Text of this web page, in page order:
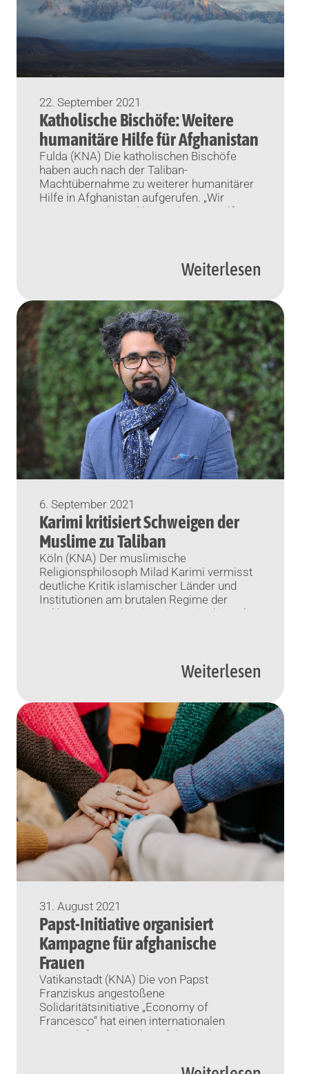
22. September 2021
Katholische Bischöfe: Weitere
humanitäre Hilfe für Afghanistan
Fulda (KNA) Die katholischen Bischöfe
haben auch nach der Taliban-
Machtübernahme zu weiterer humanitärer
Hilfe in Afghanistan aufgerufen. „Wir
müssen mit den Taliban reden, um Hilfen
Dienstag in Fulda. „Es droht eineWeiterlesen
6. September 2021
Karimi kritisiert Schweigen der
Muslime zu Taliban
Köln (KNA) Der muslimische
Religionsphilosoph Milad Karimi vermisst
deutliche Kritik islamischer Länder und
Institutionen am brutalen Regime der
Taliban. „Das Schweigen ist weiterhin sehr
mehr entstehe der Eindruck, dass die
Professor […]
Weiterlesen
31. August 2021
Papst-Initiative organisiert
Kampagne für afghanische
Frauen
Vatikanstadt (KNA) Die von Papst
Franziskus angestoßene
Solidaritätsinitiative „Economy of
Francesco“ hat einen internationalen
„Marsch für die Rechte afghanischer
Vatican News berichtete, beteiligten sich